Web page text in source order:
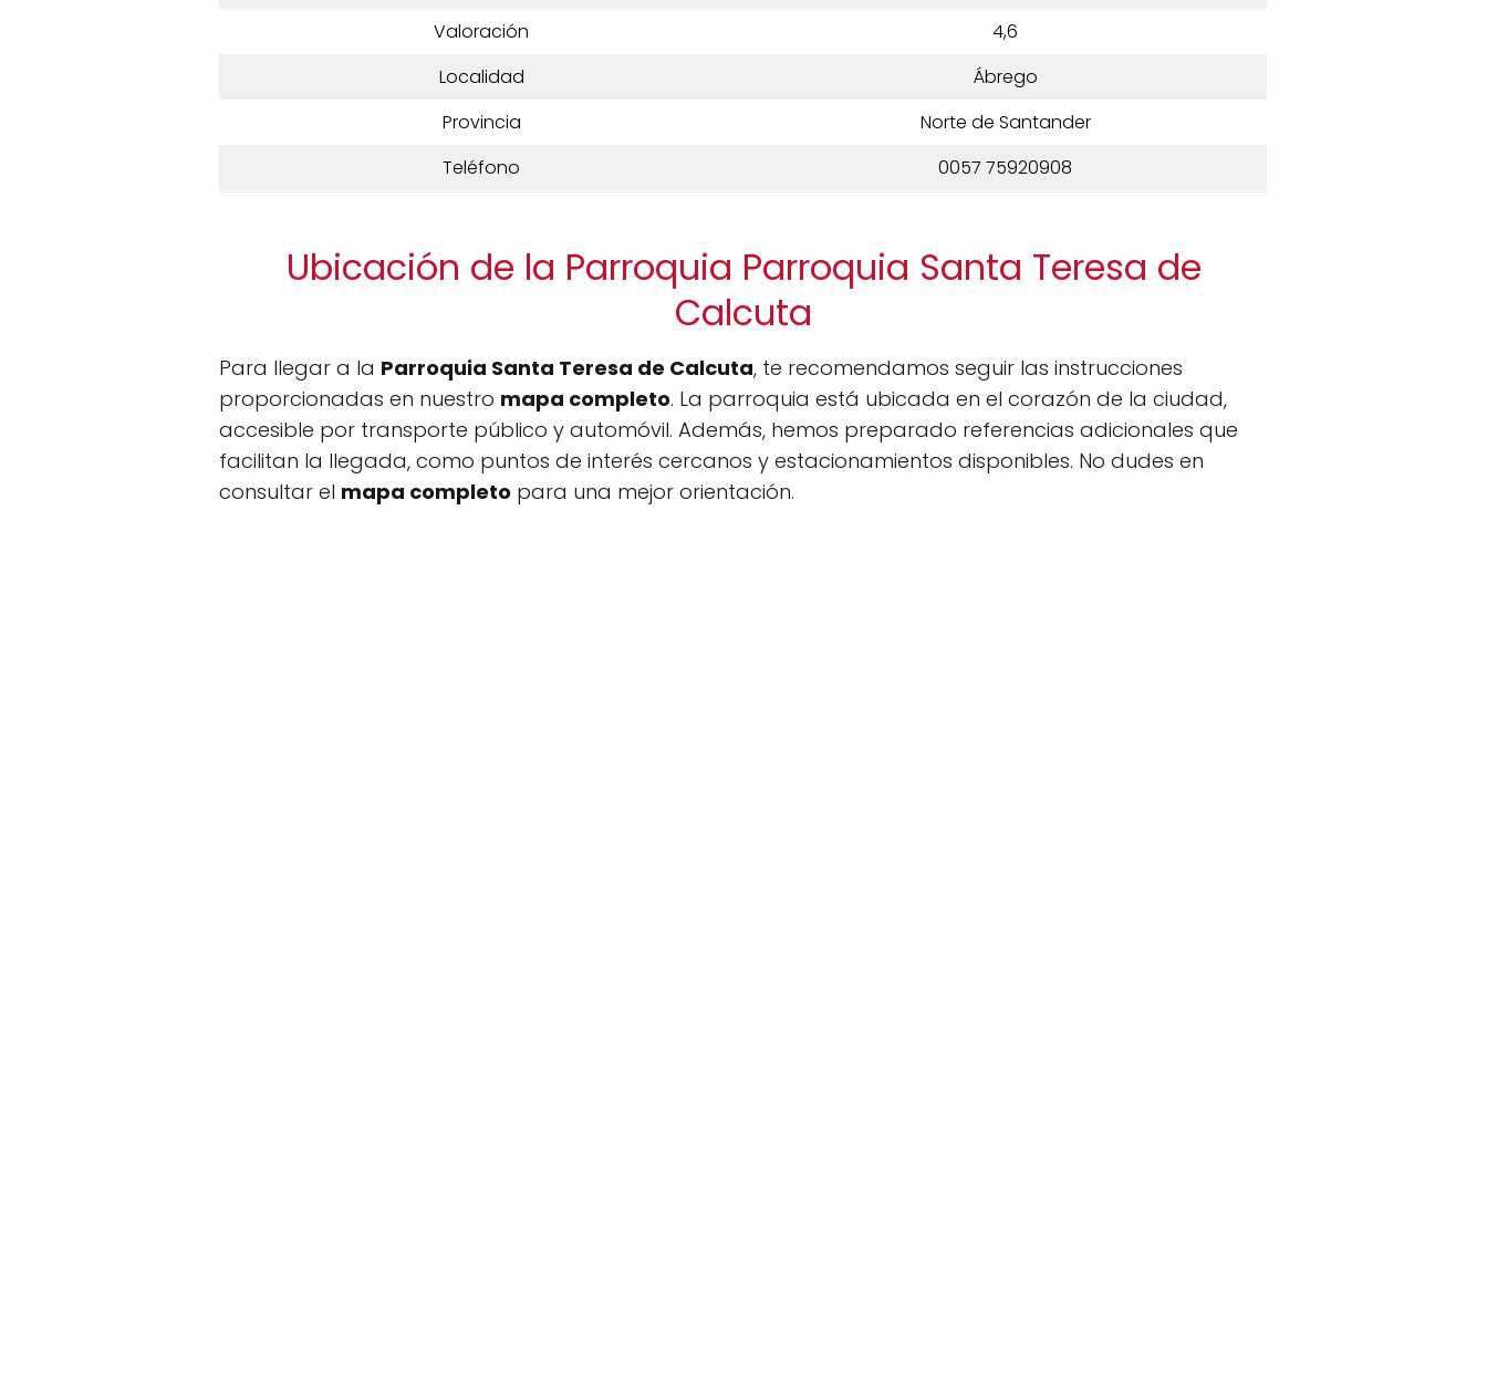
Valoración
4,6
Localidad
Ábrego
Provincia
Norte de Santander
Teléfono
0057 75920908
Ubicación de la Parroquia Parroquia Santa Teresa de
Calcuta
Para llegar a la Parroquia Santa Teresa de Calcuta, te recomendamos seguir las instrucciones
proporcionadas en nuestro mapa completo. La parroquia está ubicada en el corazón de la ciudad,
accesible por transporte público y automóvil. Además, hemos preparado referencias adicionales que
facilitan la llegada, como puntos de interés cercanos y estacionamientos disponibles. No dudes en
consultar el mapa completo para una mejor orientación.